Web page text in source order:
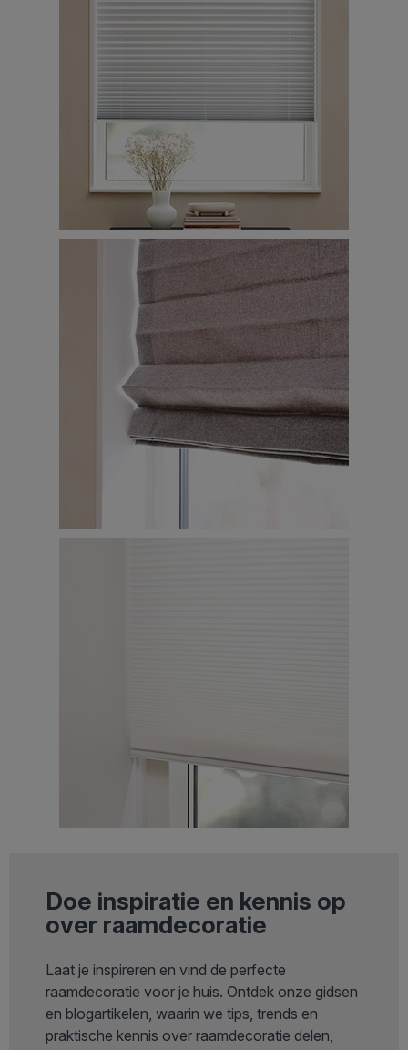
Doe inspiratie en kennis op
over raamdecoratie
Laat je inspireren en vind de perfecte
raamdecoratie voor je huis. Ontdek onze gidsen
en blogartikelen, waarin we tips, trends en
praktische kennis over raamdecoratie delen,